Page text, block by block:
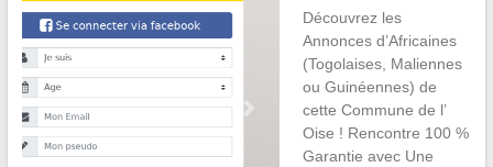
Découvrez les
Annonces d’Africaines
(Togolaises, Maliennes
ou Guinéennes) de
cette Commune de l’
Oise ! Rencontre 100 %
Garantie avec Une